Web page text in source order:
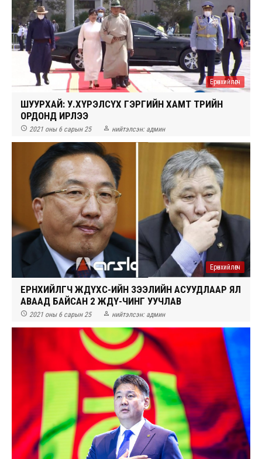
Ерөнхийлөгч
ШУУРХАЙ: У.ХҮРЭЛСҮХ ГЭРГИЙН ХАМТ ТӨРИЙН
ОРДОНД ИРЛЭЭ
 2021 оны 6 сарын 25  нийтэлсэн: админ
Ерөнхийлөгч
ЕРӨНХИЙЛӨГЧ ЖДҮХС-ИЙН ЗЭЭЛИЙН АСУУДЛААР ЯЛ
АВААД БАЙСАН 2 ЖДҮ-ЧИНГ УУЧЛАВ
 2021 оны 6 сарын 25  нийтэлсэн: админ